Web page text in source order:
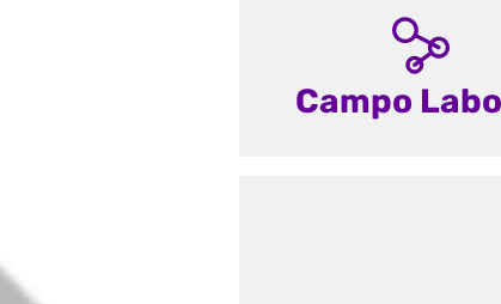
Campo